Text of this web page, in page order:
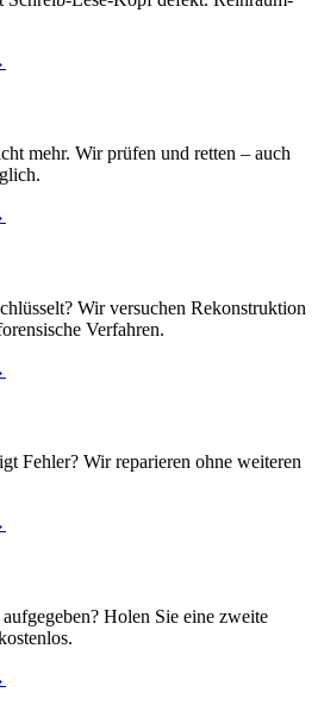
mehr. Wir prüfen und retten – auch
Wir versuchen Rekonstruktion
Verfahren.
Fehler? Wir reparieren ohne weiteren
Holen Sie eine zweite